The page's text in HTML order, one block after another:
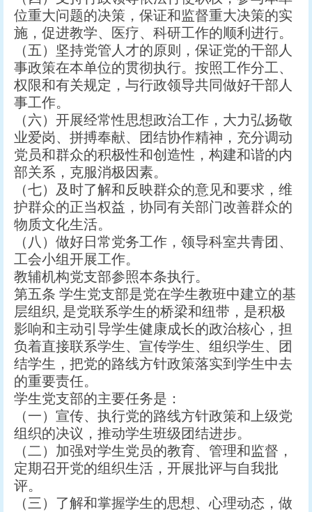
位重大问题的决策，保证和监督重大决策的实
施，促进教学、医疗、科研工作的顺利进行。
（五）坚持党管人才的原则，保证党的干部人
事政策在本单位的贯彻执行。按照工作分工、
权限和有关规定，与行政领导共同做好干部人
事工作。
（六）开展经常性思想政治工作，大力弘扬敬
业爱岗、拼搏奉献、团结协作精神，充分调动
党员和群众的积极性和创造性，构建和谐的内
部关系，克服消极因素。
（七）及时了解和反映群众的意见和要求，维
护群众的正当权益，协同有关部门改善群众的
物质文化生活。
（八）做好日常党务工作，领导科室共青团、
工会小组开展工作。
教辅机构党支部参照本条执行。
第五条 学生党支部是党在学生教班中建立的基
层组织, 是党联系学生的桥梁和纽带，是积极
影响和主动引导学生健康成长的政治核心，担
负着直接联系学生、宣传学生、组织学生、团
结学生，把党的路线方针政策落实到学生中去
的重要责任。
学生党支部的主要任务是：
（一）宣传、执行党的路线方针政策和上级党
组织的决议，推动学生班级团结进步。
（二）加强对学生党员的教育、管理和监督，
定期召开党的组织生活，开展批评与自我批
评。
（三）了解和掌握学生的思想、心理动态，做